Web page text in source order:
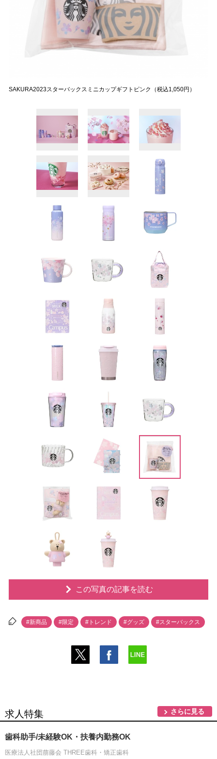
SAKURA2023スターバックスミニカップギフトピンク（税込1,050円）
この写真の記事を読む
#新商品 #限定 #トレンド #グッズ #スターバックス
求人特集 さらに見る
歯科助手/未経験OK・扶養内勤務OK
医療法人社団萠藤会 THREE歯科・矯正歯科